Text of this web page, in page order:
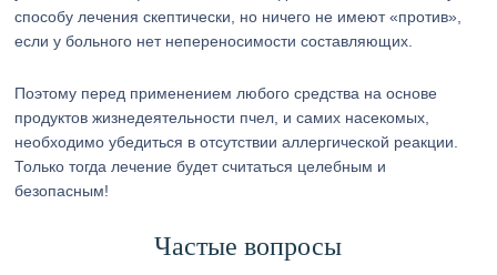
способу лечения скептически, но ничего не имеют «против»,
если у больного нет непереносимости составляющих.
Поэтому перед применением любого средства на основе
продуктов жизнедеятельности пчел, и самих насекомых,
необходимо убедиться в отсутствии аллергической реакции.
Только тогда лечение будет считаться целебным и
безопасным!
Частые вопросы